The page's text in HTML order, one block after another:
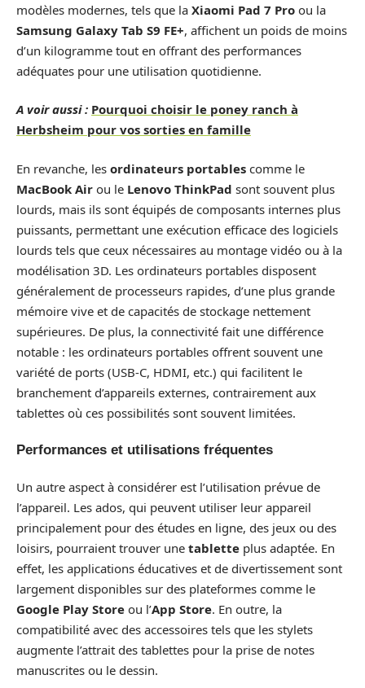
modèles modernes, tels que la Xiaomi Pad 7 Pro ou la
Samsung Galaxy Tab S9 FE+, affichent un poids de moins
d’un kilogramme tout en offrant des performances
adéquates pour une utilisation quotidienne.
A voir aussi : Pourquoi choisir le poney ranch à
Herbsheim pour vos sorties en famille
En revanche, les ordinateurs portables comme le
MacBook Air ou le Lenovo ThinkPad sont souvent plus
lourds, mais ils sont équipés de composants internes plus
puissants, permettant une exécution efficace des logiciels
lourds tels que ceux nécessaires au montage vidéo ou à la
modélisation 3D. Les ordinateurs portables disposent
généralement de processeurs rapides, d’une plus grande
mémoire vive et de capacités de stockage nettement
supérieures. De plus, la connectivité fait une différence
notable : les ordinateurs portables offrent souvent une
variété de ports (USB-C, HDMI, etc.) qui facilitent le
branchement d’appareils externes, contrairement aux
tablettes où ces possibilités sont souvent limitées.
Performances et utilisations fréquentes
Un autre aspect à considérer est l’utilisation prévue de
l’appareil. Les ados, qui peuvent utiliser leur appareil
principalement pour des études en ligne, des jeux ou des
loisirs, pourraient trouver une tablette plus adaptée. En
effet, les applications éducatives et de divertissement sont
largement disponibles sur des plateformes comme le
Google Play Store ou l’App Store. En outre, la
compatibilité avec des accessoires tels que les stylets
augmente l’attrait des tablettes pour la prise de notes
manuscrites ou le dessin.